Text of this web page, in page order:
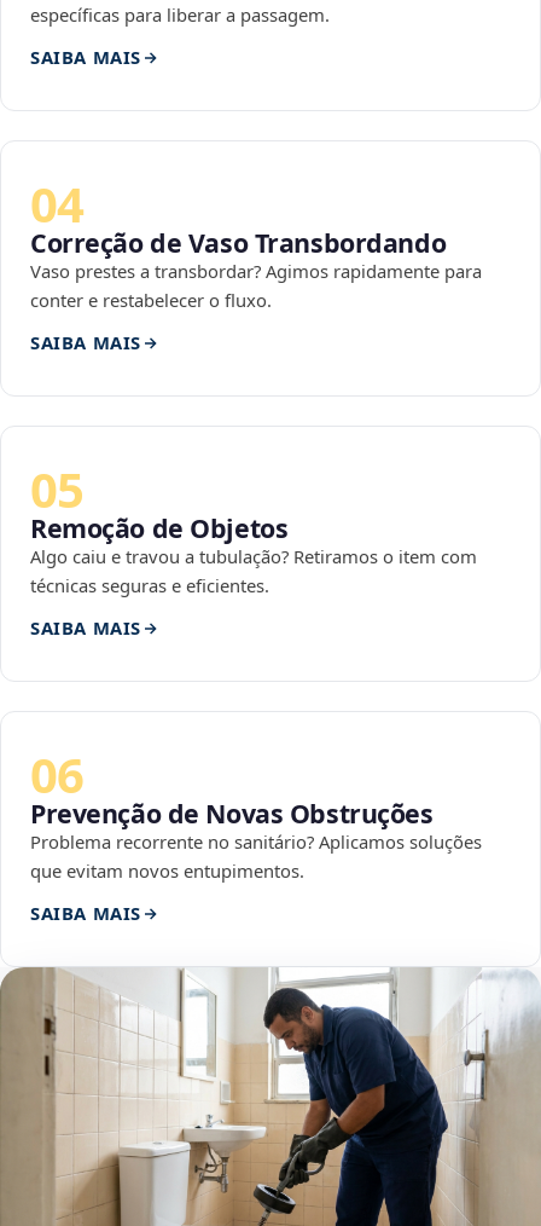
específicas para liberar a passagem.
SAIBA MAIS
04
Correção de Vaso Transbordando
Vaso prestes a transbordar? Agimos rapidamente para
conter e restabelecer o fluxo.
SAIBA MAIS
05
Remoção de Objetos
Algo caiu e travou a tubulação? Retiramos o item com
técnicas seguras e eficientes.
SAIBA MAIS
06
Prevenção de Novas Obstruções
Problema recorrente no sanitário? Aplicamos soluções
que evitam novos entupimentos.
SAIBA MAIS